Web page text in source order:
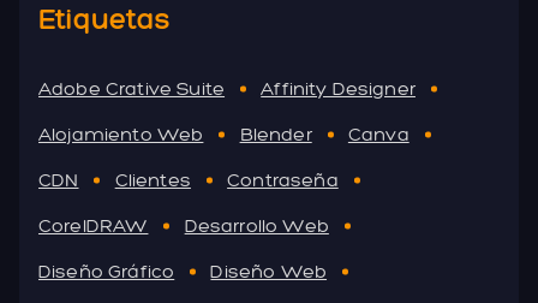
Etiquetas
Adobe Crative Suite
Affinity Designer
Alojamiento Web
Blender
Canva
CDN
Clientes
Contraseña
CorelDRAW
Desarrollo Web
Diseño Gráfico
Diseño Web